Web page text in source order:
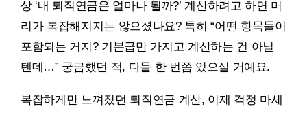
상 ‘내 퇴직연금은 얼마나 될까?’ 계산하려고 하면 머
리가 복잡해지지는 않으셨나요? 특히 “어떤 항목들이
포함되는 거지? 기본급만 가지고 계산하는 건 아닐
텐데…” 궁금했던 적, 다들 한 번쯤 있으실 거예요.
복잡하게만 느껴졌던 퇴직연금 계산, 이제 걱정 마세